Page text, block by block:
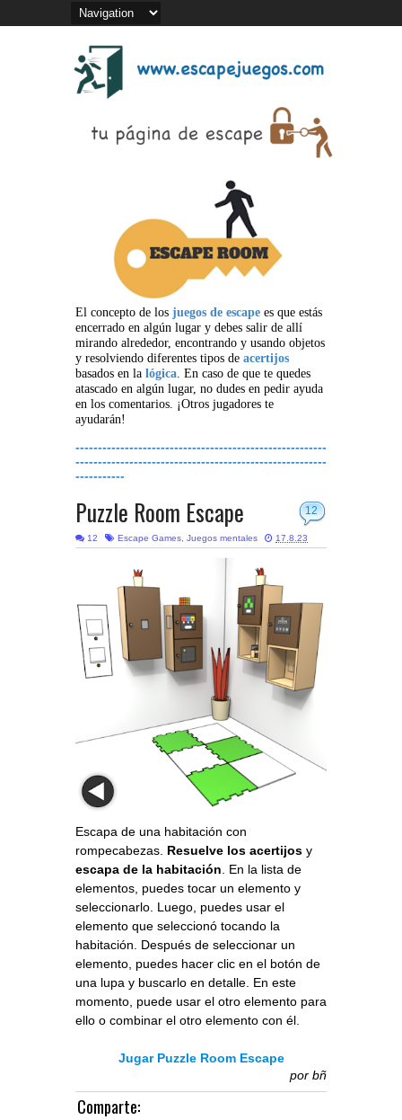
El concepto de los juegos de escape es que estás
encerrado en algún lugar y debes salir de allí
mirando alrededor, encontrando y usando objetos
y resolviendo diferentes tipos de acertijos
basados en la lógica. En caso de que te quedes
atascado en algún lugar, no dudes en pedir ayuda
en los comentarios. ¡Otros jugadores te
ayudarán!
--------------------------------------------------------
--------------------------------------------------------
-----------
12
Puzzle Room Escape
12 Escape Games, Juegos mentales 17.8.23
Escapa de una habitación con
rompecabezas. Resuelve los acertijos y
escapa de la habitación . En la lista de
elementos, puedes tocar un elemento y
seleccionarlo. Luego, puedes usar el
elemento que seleccionó tocando la
habitación. Después de seleccionar un
elemento, puedes hacer clic en el botón de
una lupa y buscarlo en detalle. En este
momento, puede usar el otro elemento para
ello o combinar el otro elemento con él.
Jugar Puzzle Room Escape
por bñ
Comparte: